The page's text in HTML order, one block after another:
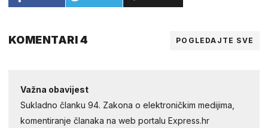
KOMENTARI 4 POGLEDAJTE SVE
Važna obavijest
Sukladno članku 94. Zakona o elektroničkim medijima,
komentiranje članaka na web portalu Express.hr